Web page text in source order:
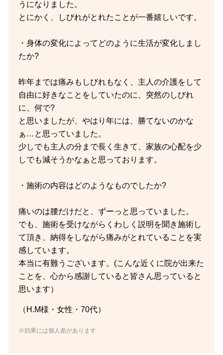
うになりました。
とにかく、しびれがとれたことが一番嬉しいです。
・身体の変化によってどのように生活が変化しまし
たか?
昨年までは痛みもしびれもなく、主人の介護をして
自由に好きなことをしていたのに、突然のしびれ
に、何で?
と思いましたが、やはり年には、勝てないのかな
ぁ…と思っていました。
少しでも主人の分まで長く生きて、家族の心配を少
しでも減そうかなぁと思っております。
・施術の内容はどのようなものでしたか?
痛いのは腰だけだと、ずーっと思っていました。
でも、施術を受けながらくわしく説明を聞き施術し
て頂き、納得をしながら痛みがとれていることを実
感しています。
本当に有難うございます。(こんな近くに院が出来た
ことを、心から感謝していると皆さん思っていると
思います）
（H.M様・女性・70代）
※効果には個人差があります